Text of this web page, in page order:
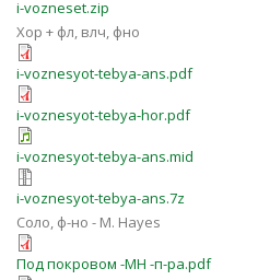
i-vozneset.zip
Хор + фл, влч, фно
i-voznesyot-tebya-ans.pdf
i-voznesyot-tebya-hor.pdf
i-voznesyot-tebya-ans.mid
i-voznesyot-tebya-ans.7z
Соло, ф-но - M. Hayes
Под покровом -MH -п-ра.pdf